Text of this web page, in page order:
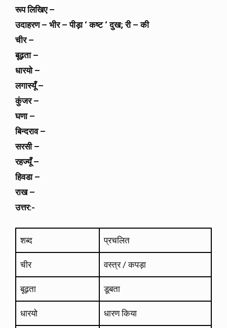
रूप लिखिए –
उदाहरण – भीर – पीड़ा ‘ कष्ट ‘ दुख; री – की
चीर –
बूढ़ता –
धारयो –
लगास्यूँ –
कुंजर –
घणा –
बिन्दराव –
सरसी –
रहज्यूँ –
हिवडा –
राख –
उत्तर:-
शब्द प्रचलित
चीर वस्त्र / कपड़ा
बूढ़ता डूबता
धारयो धारण किया